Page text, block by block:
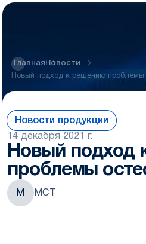
Главная Новости
Новый подход к решению проблемы
Новости продукции
14 декабря 2021 г.
Новый подход
проблемы
М МСТ